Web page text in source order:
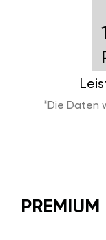
*Die Daten